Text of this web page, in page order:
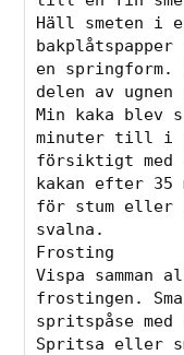
Häll smeten i
bakplåtspapper
en
delen av
Min kaka blev
minuter till i
försiktigt med
kakan efter 35
för stum eller
svalna.
Frosting
Vispa
frostingen.
spritspåse
Spritsa eller